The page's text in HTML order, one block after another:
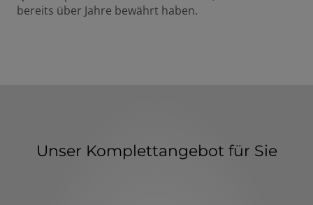
bereits über Jahre bewährt haben.
Unser Komplettangebot für Sie